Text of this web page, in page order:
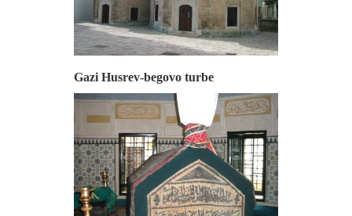
Gazi Husrev-begovo turbe